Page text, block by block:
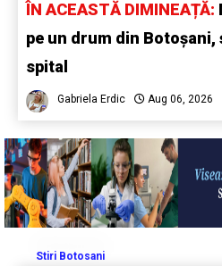
ÎN ACEASTĂ DIMINEAȚĂ:
pe un drum din
spital
Gabriela Erdic Aug 06, 2026
Stiri Botosani